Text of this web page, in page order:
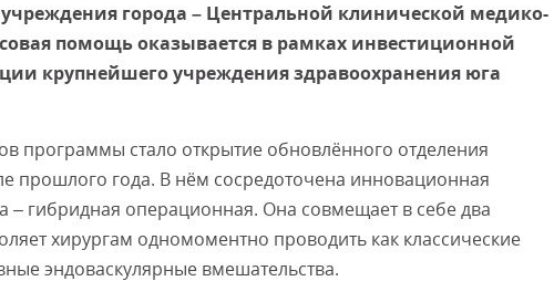
города – Центральной клинической медико-
помощь оказывается в рамках инвестиционной
крупнейшего учреждения здравоохранения юга
программы стало открытие обновлённого отделения
прошлого года. В нём сосредоточена инновационная
– гибридная операционная. Она совмещает в себе два
хирургам одномоментно проводить как классические
эндоваскулярные вмешательства.